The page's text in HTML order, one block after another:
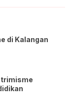
di Kalangan